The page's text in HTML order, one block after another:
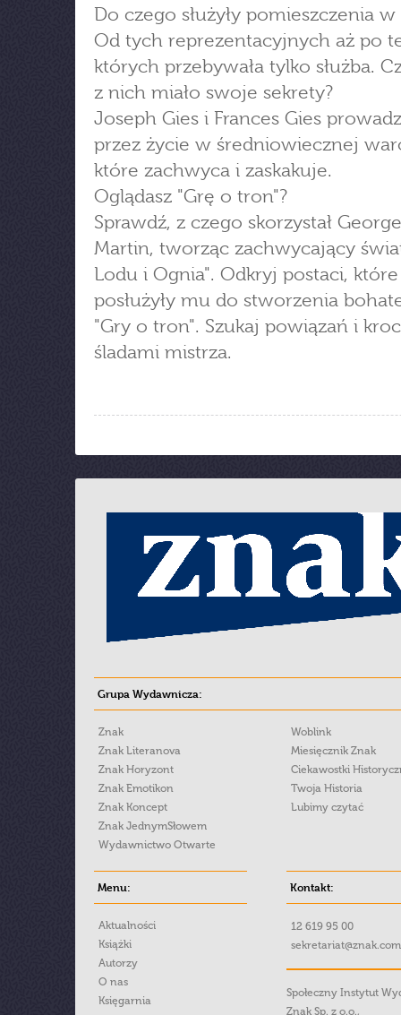
Do czego służyły pomieszczenia w
Od tych reprezentacyjnych aż po
których przebywała tylko służba.
z nich miało swoje sekrety?
Joseph Gies i Frances Gies
przez życie w średniowiecznej
które zachwyca i zaskakuje.
Oglądasz "Grę o tron"?
Sprawdź, z czego skorzystał
Martin, tworząc zachwycający
Lodu i Ognia". Odkryj postaci, które
posłużyły mu do stworzenia
"Gry o tron". Szukaj powiązań i
śladami mistrza.
Grupa Wydawnicza:
Znak
Znak Literanova
Znak Horyzont
Znak Emotikon
Znak Koncept
Znak JednymSłowem
Wydawnictwo Otwarte
Woblink
Miesięcznik Znak
Ciekawostki
Twoja Historia
Lubimy czytać
Menu:
Aktualności
Książki
Autorzy
O nas
Księgarnia
Kontakt:
12 619 95 00
Społeczny Instytut
Znak Sp. z o.o.,